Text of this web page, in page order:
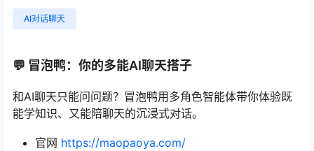
AI对话聊天
💬 冒泡鸭：你的多能AI聊天搭子
和AI聊天只能问问题？冒泡鸭用多角色智能体带你体验既
能学知识、又能陪聊天的沉浸式对话。
官网 https://maopaoya.com/